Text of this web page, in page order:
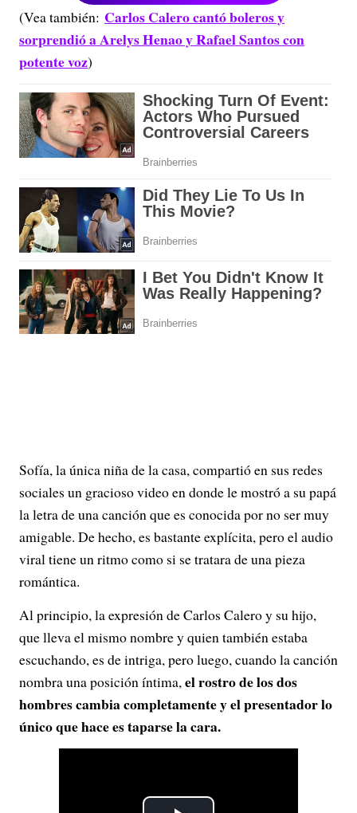
(Vea también: Carlos Calero cantó boleros y
sorprendió a Arelys Henao y Rafael Santos con
potente voz)
Sofía, la única niña de la casa, compartió en sus redes
sociales un gracioso video en donde le mostró a su papá
la letra de una canción que es conocida por no ser muy
amigable. De hecho, es bastante explícita, pero el audio
viral tiene un ritmo como si se tratara de una pieza
romántica.
Al principio, la expresión de Carlos Calero y su hijo,
que lleva el mismo nombre y quien también estaba
escuchando, es de intriga, pero luego, cuando la canción
nombra una posición íntima,el rostro de los dos
hombres cambia completamente y el presentador lo
único que hace es taparse la cara.